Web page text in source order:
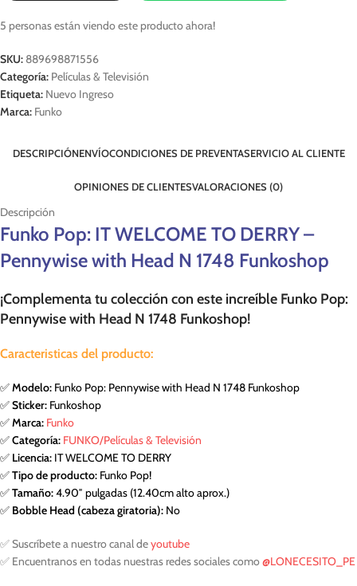
5 personas están viendo este producto ahora!
SKU: 889698871556
Categoría: Películas & Televisión
Etiqueta: Nuevo Ingreso
Marca: Funko
DESCRIPCIÓNENVÍOCONDICIONES DE PREVENTASERVICIO AL CLIENTE
OPINIONES DE CLIENTESVALORACIONES (0)
Descripción
Funko Pop: IT WELCOME TO DERRY –
Pennywise with Head N 1748 Funkoshop
¡Complementa tu colección con este increíble Funko Pop:
Pennywise with Head N 1748 Funkoshop!
Caracteristicas del producto:
✅Modelo: Funko Pop: Pennywise with Head N 1748 Funkoshop
✅Sticker: Funkoshop
✅Marca: Funko
✅Categoría: FUNKO/Películas & Televisión
✅ Licencia: IT WELCOME TO DERRY
✅Tipo de producto: Funko Pop!
✅Tamaño:4.90″ pulgadas (12.40cm alto aprox.)
✅ Bobble Head (cabeza giratoria): No
✅ Suscríbete a nuestro canal deyoutube
✅ Encuentranos en todas nuestras redes sociales como@LONECESITO_PE